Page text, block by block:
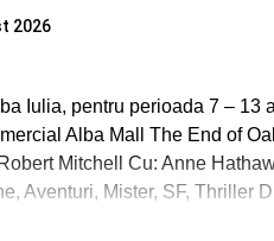
2026
Iulia, pentru perioada 7 – 13
Alba Mall The End of
Mitchell Cu: Anne
Aventuri, Mister, SF, Thriller